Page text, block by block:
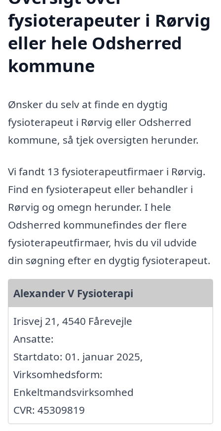
fysioterapeuter i Rørvig
eller hele Odsherred
kommune
Ønsker du selv at finde en dygtig
fysioterapeut i Rørvig eller Odsherred
kommune, så tjek oversigten herunder.
Vi fandt 13 fysioterapeutfirmaer i Rørvig.
Find en fysioterapeut eller behandler i
Rørvig og omegn herunder. I hele
Odsherred kommunefindes der flere
fysioterapeutfirmaer, hvis du vil udvide
din søgning efter en dygtig fysioterapeut.
Alexander V Fysioterapi
Irisvej 21, 4540 Fårevejle
Ansatte:
Startdato: 01. januar 2025,
Virksomhedsform:
Enkeltmandsvirksomhed
CVR: 45309819